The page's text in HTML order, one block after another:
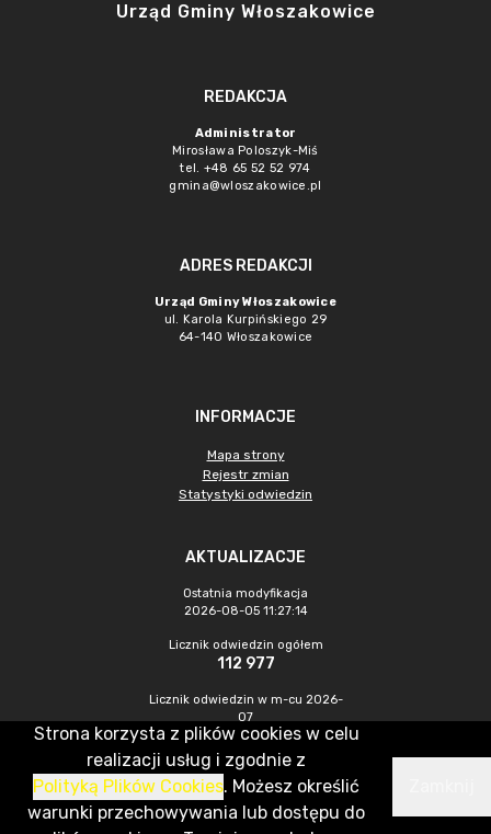
Urząd Gminy Włoszakowice
REDAKCJA
Administrator
Mirosława Poloszyk-Miś
tel. +48 65 52 52 974
gmina@wloszakowice.pl
ADRES REDAKCJI
Urząd Gminy Włoszakowice
ul. Karola Kurpińskiego 29
64-140 Włoszakowice
INFORMACJE
Mapa strony
Rejestr zmian
Statystyki odwiedzin
AKTUALIZACJE
Ostatnia modyfikacja
2026-08-05 11:27:14
Licznik odwiedzin ogółem
112 977
Licznik odwiedzin w m-cu 2026-
07
307
CMS & Hosting: Nefeni Sp. z o.o.
Strona korzysta z plików cookies w celu
realizacji usług i zgodnie z
Polityką Plików Cookies. Możesz określić
warunki przechowywania lub dostępu do